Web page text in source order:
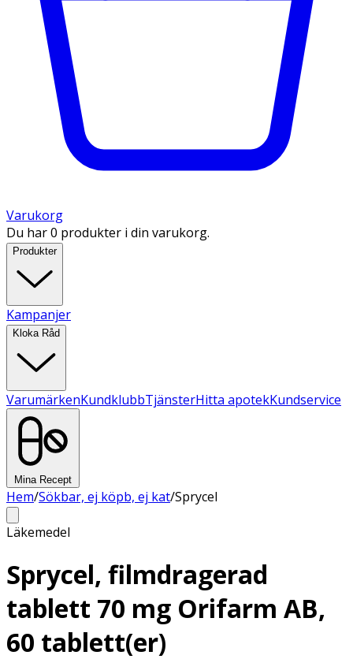
Varukorg
Du har 0 produkter i din varukorg.
Produkter
Kampanjer
Kloka Råd
VarumärkenKundklubbTjänsterHitta apotekKundservice
Mina Recept
Hem/Sökbar, ej köpb, ej kat/Sprycel
Läkemedel
Sprycel, filmdragerad
tablett 70 mg Orifarm AB,
60 tablett(er)